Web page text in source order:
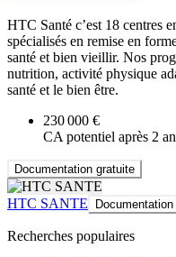
HTC Santé c’est 18 centres
spécialisés en remise en
santé et bien vieillir. Nos
nutrition, activité physique
santé et le bien être.
230 000 €
CA potentiel après 2
Documentation gratuite
HTC SANTE
Recherches populaires